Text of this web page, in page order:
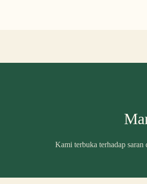
Kami terbuka terhadap